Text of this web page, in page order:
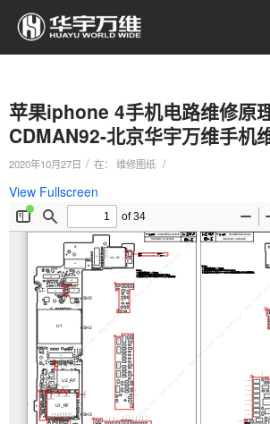
苹果iphone 4手机电路维修原
CDMAN92-北京华宇万维手机
2020年10月27日 / 在： 维修图纸 /
View Fullscreen